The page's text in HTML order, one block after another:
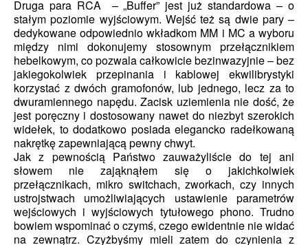
Druga para RCA – „Buffer” jest już standardowa – o
stałym poziomie wyjściowym. Wejść też są dwie pary –
dedykowane odpowiednio wkładkom MM i MC a wyboru
między nimi dokonujemy stosownym przełącznikiem
hebelkowym, co pozwala całkowicie bezinwazyjnie – bez
jakiegokolwiek przepinania i kablowej ekwilibrystyki
korzystać z dwóch gramofonów, lub jednego, lecz za to
dwuramiennego napędu. Zacisk uziemienia nie dość, że
jest poręczny i dostosowany nawet do niezbyt szerokich
widełek, to dodatkowo posiada elegancko radełkowaną
nakrętkę zapewniającą pewny chwyt.
Jak z pewnością Państwo zauważyliście do tej ani
słowem nie zająknąłem się o jakichkolwiek
przełącznikach, mikro switchach, zworkach, czy innych
ustrojstwach umożliwiających ustawienie parametrów
wejściowych i wyjściowych tytułowego phono. Trudno
bowiem wspominać o czymś, czego ewidentnie nie widać
na zewnątrz. Czyżbyśmy mieli zatem do czynienia z